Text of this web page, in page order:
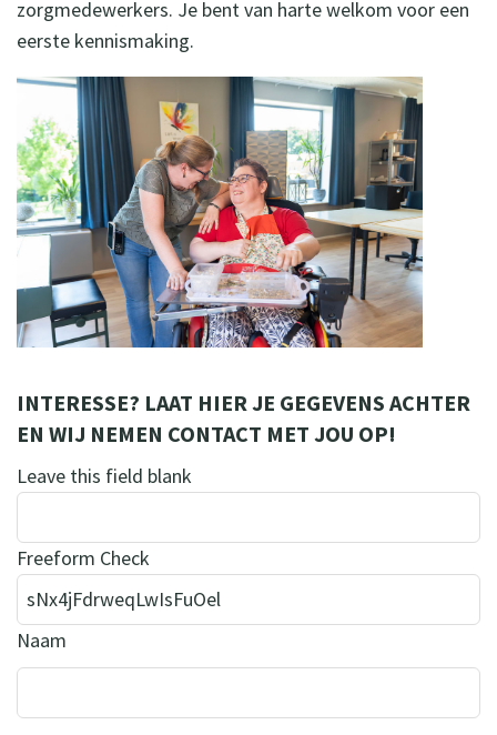
zorgmedewerkers. Je bent van harte welkom voor een
eerste kennismaking.
INTERESSE? LAAT HIER JE GEGEVENS ACHTER
EN WIJ NEMEN CONTACT MET JOU OP!
Leave this field blank
Freeform Check
Naam